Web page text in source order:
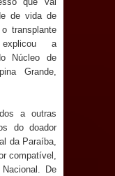
pela
Festa de
Marí
de vida de
transplante
a
Núcleo de
Grande,
a outras
do doador
da Paraíba,
compatível,
De